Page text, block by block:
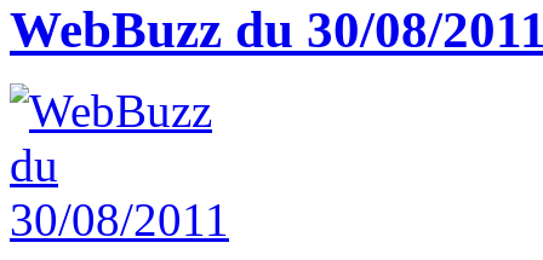
WebBuzz du 30/08/